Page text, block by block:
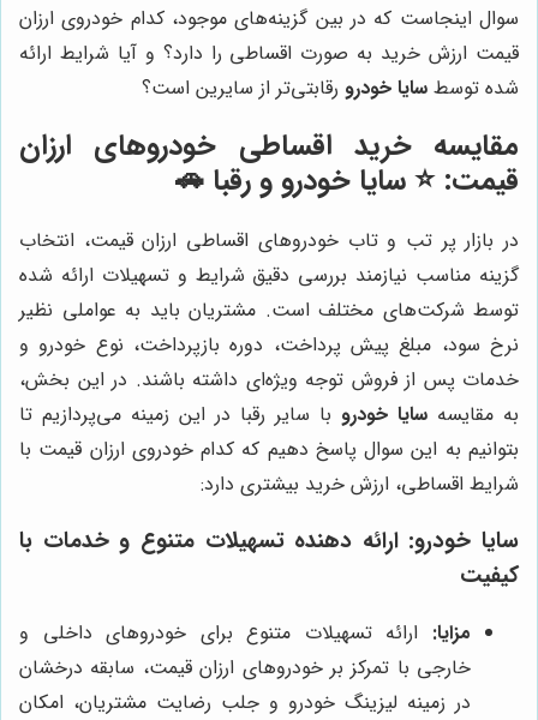
سوال اینجاست که در بین گزینه‌های موجود، کدام خودروی ارزان
قیمت ارزش خرید به صورت اقساطی را دارد؟ و آیا شرایط ارائه
شده توسط سایا خودرو رقابتی‌تر از سایرین است؟
مقایسه خرید اقساطی خودروهای ارزان
قیمت: ⭐️ سایا خودرو و رقبا 🚗
در بازار پر تب و تاب خودروهای اقساطی ارزان قیمت، انتخاب
گزینه مناسب نیازمند بررسی دقیق شرایط و تسهیلات ارائه شده
توسط شرکت‌های مختلف است. مشتریان باید به عواملی نظیر
نرخ سود، مبلغ پیش پرداخت، دوره بازپرداخت، نوع خودرو و
خدمات پس از فروش توجه ویژه‌ای داشته باشند. در این بخش،
به مقایسه سایا خودرو با سایر رقبا در این زمینه می‌پردازیم تا
بتوانیم به این سوال پاسخ دهیم که کدام خودروی ارزان قیمت با
شرایط اقساطی، ارزش خرید بیشتری دارد:
سایا خودرو: ارائه دهنده تسهیلات متنوع و خدمات با
کیفیت
مزایا: ارائه تسهیلات متنوع برای خودروهای داخلی و
خارجی با تمرکز بر خودروهای ارزان قیمت، سابقه درخشان
در زمینه لیزینگ خودرو و جلب رضایت مشتریان، امکان